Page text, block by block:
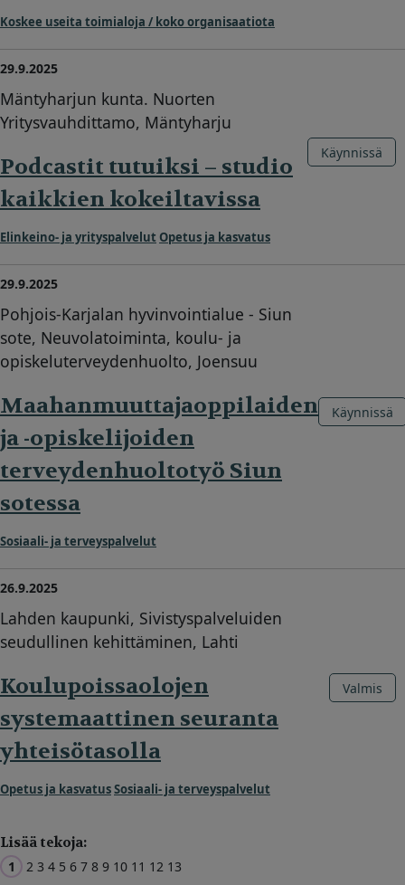
Koskee useita toimialoja / koko organisaatiota
29.9.2025
Mäntyharjun kunta. Nuorten
Yritysvauhdittamo, Mäntyharju
Podcastit tutuiksi – studio
kaikkien kokeiltavissa
Elinkeino- ja yrityspalvelut Opetus ja kasvatus
Käynnissä
29.9.2025
Pohjois-Karjalan hyvinvointialue - Siun
sote, Neuvolatoiminta, koulu- ja
opiskeluterveydenhuolto, Joensuu
Maahanmuuttajaoppilaiden
ja -opiskelijoiden
terveydenhuoltotyö Siun
sotessa
Sosiaali- ja terveyspalvelut
Käynnissä
26.9.2025
Lahden kaupunki, Sivistyspalveluiden
seudullinen kehittäminen, Lahti
Koulupoissaolojen
systemaattinen seuranta
yhteisötasolla
Opetus ja kasvatusSosiaali- ja terveyspalvelut
Valmis
Lisää tekoja:
1 2 3 4 5 6 7 8 9 10 11 12 13